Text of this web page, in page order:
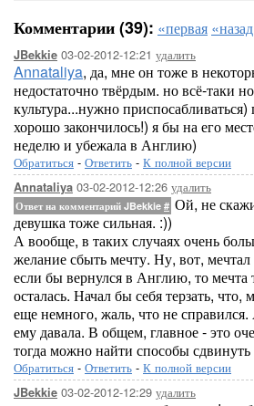
Комментарии (39): «первая «назад
JBekkie 03-02-2012-12:21 удалить
Annataliya, да, мне он тоже в
недостаточно твёрдым. но всё-таки
культура...нужно приспосабливаться)
хорошо закончилось!) я бы на его
неделю и убежала в Англию)
Обратиться - Ответить - К полной версии
Annataliya 03-02-2012-12:26 удалить
Ответ на комментарий JBekkie # Ой, не
девушка тоже сильная. :))
А вообще, в таких случаях очень
желание сбыть мечту. Ну, вот,
если бы вернулся в Англию, то мечта
осталась. Начал бы себя терзать, что,
еще немного, жаль, что не
ему давала. В общем, главное - это
тогда можно найти способы
Обратиться - Ответить - К полной версии
JBekkie 03-02-2012-12:29 удалить